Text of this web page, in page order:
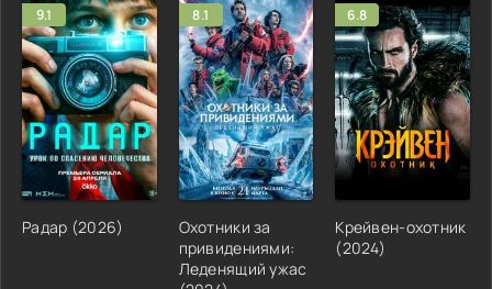
9.1
Радар (2026)
8.1
Охотники за
привидениями:
Леденящий ужас
6.8
Крейвен-охотник
(2024)